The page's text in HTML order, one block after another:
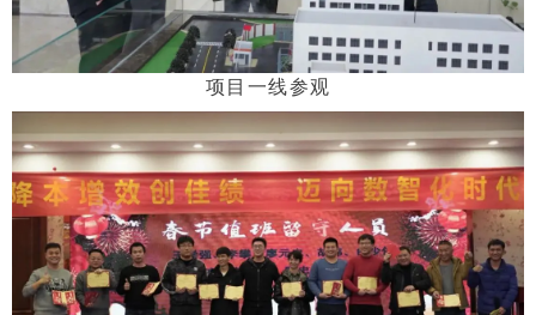
项目一线参观